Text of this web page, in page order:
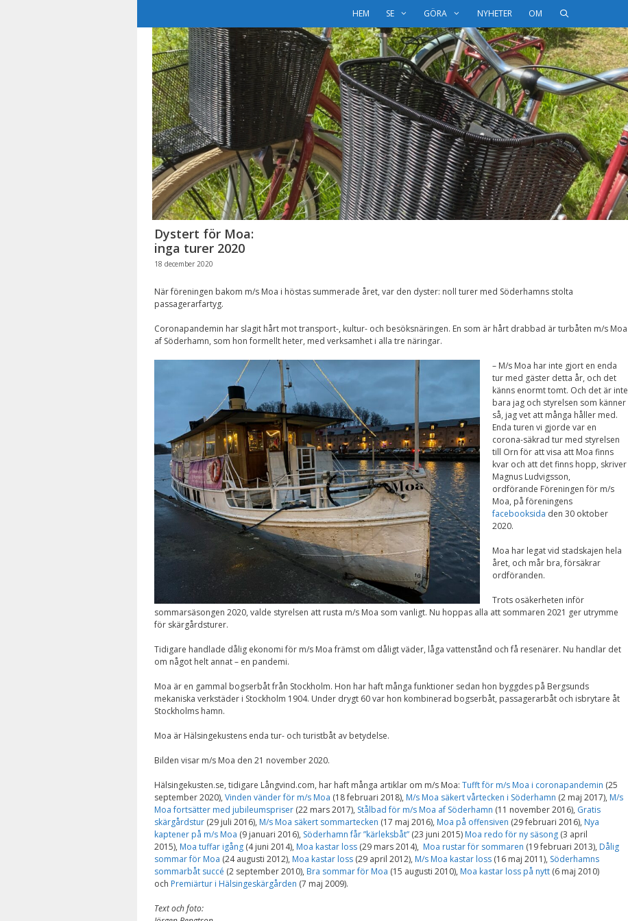
HEM SE GÖRA NYHETER OM
Dystert för Moa:
inga turer 2020
18 december 2020
När föreningen bakom m/s Moa i höstas summerade året, var den dyster: noll turer med Söderhamns stolta
passagerarfartyg.
Coronapandemin har slagit hårt mot transport-, kultur- och besöksnäringen. En som är hårt drabbad är turbåten m/s Moa
af Söderhamn, som hon formellt heter, med verksamhet i alla tre näringar.
– M/s Moa har inte gjort en enda
tur med gäster detta år, och det
känns enormt tomt. Och det är inte
bara jag och styrelsen som känner
så, jag vet att många håller med.
Enda turen vi gjorde var en
corona-säkrad tur med styrelsen
till Orn för att visa att Moa finns
kvar och att det finns hopp, skriver
Magnus Ludvigsson,
ordförande Föreningen för m/s
Moa, på föreningens
facebooksida den 30 oktober
2020.
Moa har legat vid stadskajen hela
året, och mår bra, försäkrar
ordföranden.
Trots osäkerheten inför
sommarsäsongen 2020, valde styrelsen att rusta m/s Moa som vanligt. Nu hoppas alla att sommaren 2021 ger utrymme
för skärgårdsturer.
Tidigare handlade dålig ekonomi för m/s Moa främst om dåligt väder, låga vattenstånd och få resenärer. Nu handlar det
om något helt annat – en pandemi.
Moa är en gammal bogserbåt från Stockholm. Hon har haft många funktioner sedan hon byggdes på Bergsunds
mekaniska verkstäder i Stockholm 1904. Under drygt 60 var hon kombinerad bogserbåt, passagerarbåt och isbrytare åt
Stockholms hamn.
Moa är Hälsingekustens enda tur- och turistbåt av betydelse.
Bilden visar m/s Moa den 21 november 2020.
Hälsingekusten.se, tidigare Långvind.com, har haft många artiklar om m/s Moa: Tufft för m/s Moa i coronapandemin (25
september 2020), Vinden vänder för m/s Moa (18 februari 2018), M/s Moa säkert vårtecken i Söderhamn (2 maj 2017), M/s
Moa fortsätter med jubileumspriser(22 mars 2017), Stålbad för m/s Moa af Söderhamn (11 november 2016), Gratis
skärgårdstur(29 juli 2016), M/s Moa säkert sommartecken (17 maj 2016), Moa på offensiven (29 februari 2016), Nya
kaptener på m/s Moa (9 januari 2016), Söderhamn får ”kärleksbåt”(23 juni 2015) Moa redo för ny säsong(3 april
2015), Moa tuffar igång(4 juni 2014), Moa kastar loss(29 mars 2014), Moa rustar för sommaren (19 februari 2013), Dålig
sommar för Moa (24 augusti 2012), Moa kastar loss(29 april 2012), M/s Moa kastar loss(16 maj 2011), Söderhamns
sommarbåt succé (2 september 2010), Bra sommar för Moa (15 augusti 2010), Moa kastar loss på nytt(6 maj 2010)
och Premiärtur i Hälsingeskärgården (7 maj 2009).
Text och foto:
Dessa kakor går
för att
hemsidan över
huvud taget
ska fungera.
Statistik
För att vi ska
kunna
förbättra
hemsidans
funktionalitet
och
uppbyggnad,
hur
hemsidan
används.
Upplevelse
prestera så bra
besök. Om du
nekar de här
Marknadsföring
Genom att dela med
dig av dina intressen
och ditt beteende när
du surfar ökar du
chansen att få se